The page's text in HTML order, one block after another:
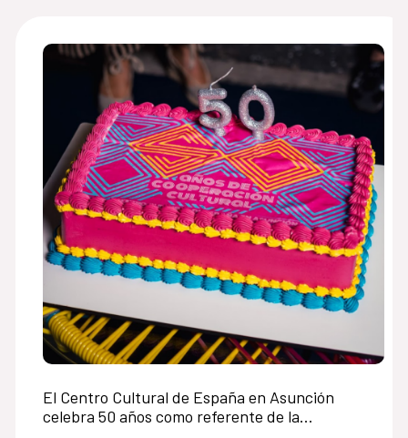
El Centro Cultural de España en Asunción
celebra 50 años como referente de la